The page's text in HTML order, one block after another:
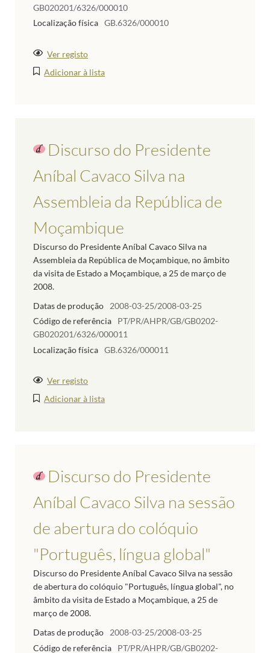
GB020201/6326/000010
Localização física GB.6326/000010
Ver registo
Adicionar à lista
Discurso do Presidente
Aníbal Cavaco Silva na
Assembleia da República de
Moçambique
Discurso do Presidente Aníbal Cavaco Silva na
Assembleia da República de Moçambique, no âmbito
da visita de Estado a Moçambique, a 25 de março de
2008.
Datas de produção
2008-03-25/2008-03-25
Código de referência
PT/PR/AHPR/GB/GB0202-
GB020201/6326/000011
Localização física GB.6326/000011
Ver registo
Adicionar à lista
Discurso do Presidente
Aníbal Cavaco Silva na sessão
de abertura do colóquio
"Português, língua global"
Discurso do Presidente Aníbal Cavaco Silva na sessão
de abertura do colóquio "Português, língua global", no
âmbito da visita de Estado a Moçambique, a 25 de
março de 2008.
Datas de produção
2008-03-25/2008-03-25
Código de referência
PT/PR/AHPR/GB/GB0202-